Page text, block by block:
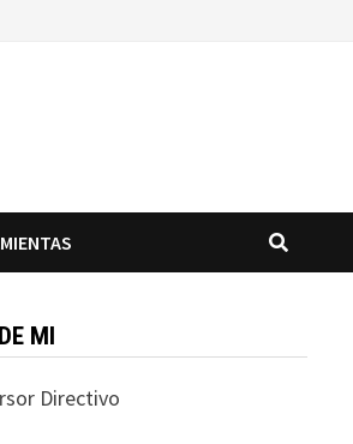
MI
Directivo